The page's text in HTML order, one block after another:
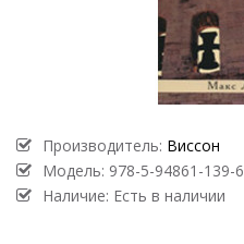
Производитель: Виссон
Модель: 978-5-94861-139-6
Наличие: Есть в наличии